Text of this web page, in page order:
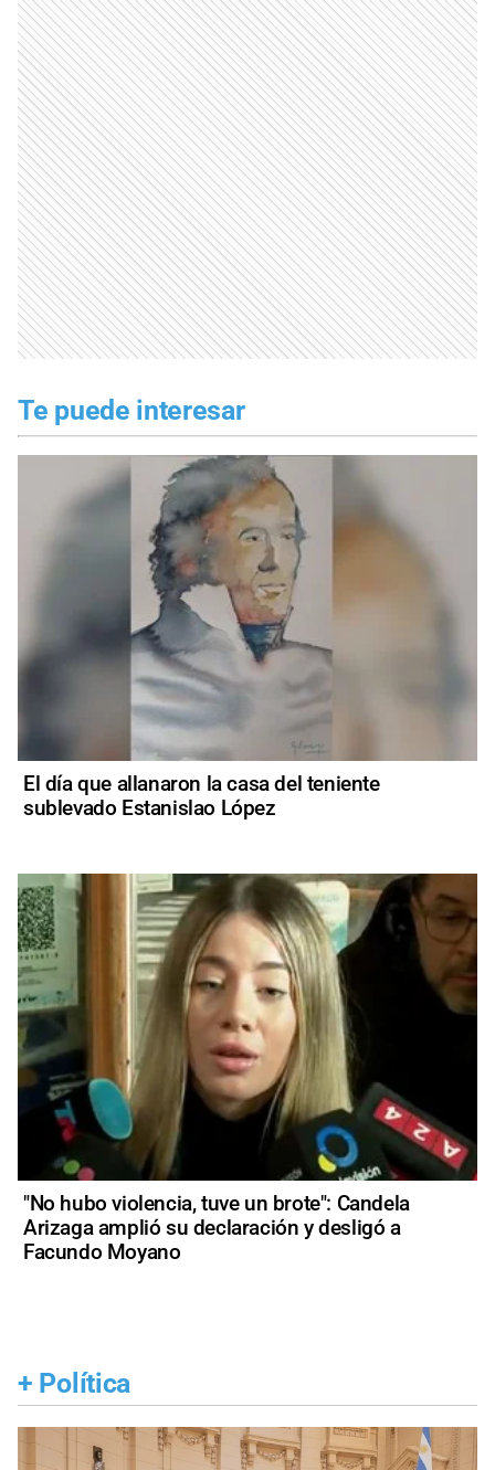
Te puede interesar
El día que allanaron la casa del teniente
sublevado Estanislao López
"No hubo violencia, tuve un brote": Candela
Arizaga amplió su declaración y desligó a
Facundo Moyano
+ Política